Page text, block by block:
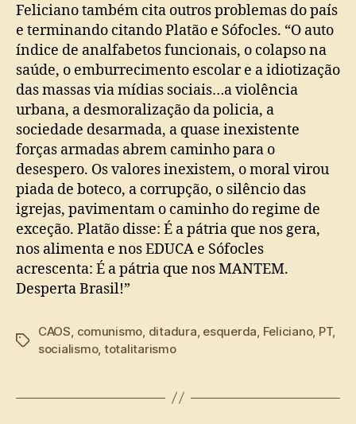
Feliciano também cita outros problemas do país
e terminando citando Platão e Sófocles. “O auto
índice de analfabetos funcionais, o colapso na
saúde, o emburrecimento escolar e a idiotização
das massas via mídias sociais…a violência
urbana, a desmoralização da policia, a
sociedade desarmada, a quase inexistente
forças armadas abrem caminho para o
desespero. Os valores inexistem, o moral virou
piada de boteco, a corrupção, o silêncio das
igrejas, pavimentam o caminho do regime de
exceção. Platão disse: É a pátria que nos gera,
nos alimenta e nos EDUCA e Sófocles
acrescenta: É a pátria que nos MANTEM.
Desperta Brasil!”
Tags
CAOS comunismo ditadura esquerda Feliciano, PT,
socialismo, totalitarismo